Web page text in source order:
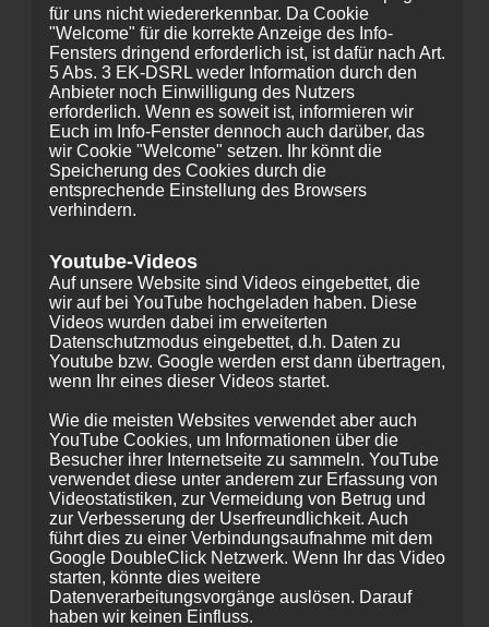
für uns nicht wiedererkennbar. Da Cookie
"Welcome" für die korrekte Anzeige des Info-
Fensters dringend erforderlich ist, ist dafür nach Art.
5 Abs. 3 EK-DSRL weder Information durch den
Anbieter noch Einwilligung des Nutzers
erforderlich. Wenn es soweit ist, informieren wir
Euch im Info-Fenster dennoch auch darüber, das
wir Cookie "Welcome" setzen. Ihr könnt die
Speicherung des Cookies durch die
entsprechende Einstellung des Browsers
verhindern.
Youtube-Videos
Auf unsere Website sind Videos eingebettet, die
wir auf bei YouTube hochgeladen haben. Diese
Videos wurden dabei im erweiterten
Datenschutzmodus eingebettet, d.h. Daten zu
Youtube bzw. Google werden erst dann übertragen,
wenn Ihr eines dieser Videos startet.
Wie die meisten Websites verwendet aber auch
YouTube Cookies, um Informationen über die
Besucher ihrer Internetseite zu sammeln. YouTube
verwendet diese unter anderem zur Erfassung von
Videostatistiken, zur Vermeidung von Betrug und
zur Verbesserung der Userfreundlichkeit. Auch
führt dies zu einer Verbindungsaufnahme mit dem
Google DoubleClick Netzwerk. Wenn Ihr das Video
starten, könnte dies weitere
Datenverarbeitungsvorgänge auslösen. Darauf
haben wir keinen Einfluss.